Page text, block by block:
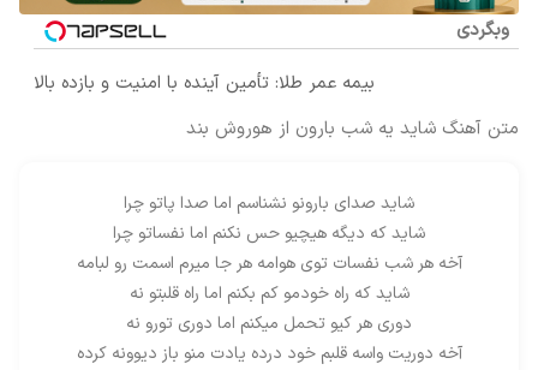
وبگردی
بیمه عمر طلا: تأمین آینده با امنیت و بازده بالا
متن آهنگ شاید یه شب بارون از هوروش بند
شاید صدای بارونو نشناسم اما صدا پاتو چرا
شاید که دیگه هیچیو حس نکنم اما نفساتو چرا
آخه هر شب نفسات توی هوامه هر جا میرم اسمت رو لبامه
شاید که راه خودمو کم بکنم اما راه قلبتو نه
دوری هر کیو تحمل میکنم اما دوری تورو نه
آخه دوریت واسه قلبم خود درده یادت منو باز دیوونه کرده